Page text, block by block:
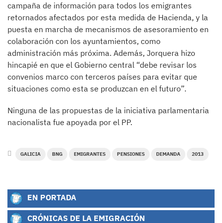
campaña de información para todos los emigrantes
retornados afectados por esta medida de Hacienda, y la
puesta en marcha de mecanismos de asesoramiento en
colaboración con los ayuntamientos, como
administración más próxima. Además, Jorquera hizo
hincapié en que el Gobierno central “debe revisar los
convenios marco con terceros países para evitar que
situaciones como esta se produzcan en el futuro”.
Ninguna de las propuestas de la iniciativa parlamentaria
nacionalista fue apoyada por el PP.
GALICIA BNG EMIGRANTES PENSIONES DEMANDA 2013
EN PORTADA
CRÓNICAS DE LA EMIGRACIÓN